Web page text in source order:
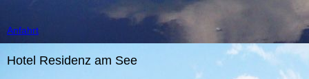
Anfahrt
Hotel Residenz am See